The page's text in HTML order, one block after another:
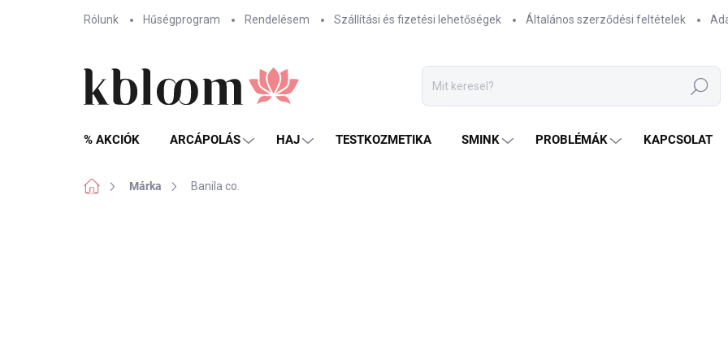
Rólunk Hűségprogram Rendelésem Szállítási és fizetési lehetőségek Általános szerződési feltételek
Keresés
% AKCIÓK ARCÁPOLÁS HAJ TESTKOZMETIKA SMINK PROBLÉMÁK KAPCSOLAT
Kezdőlap
Márka Banila co.